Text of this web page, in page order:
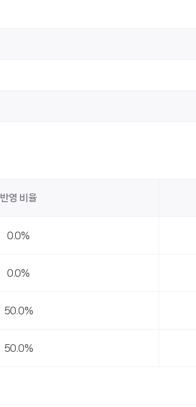
반영 비율
0.0%
0.0%
50.0%
50.0%